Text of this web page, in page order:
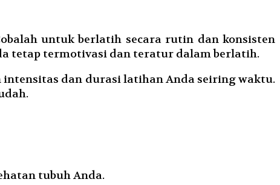
untuk berlatih secara rutin dan konsisten
tetap termotivasi dan teratur dalam berlatih.
dan durasi latihan Anda seiring waktu.
tubuh Anda.